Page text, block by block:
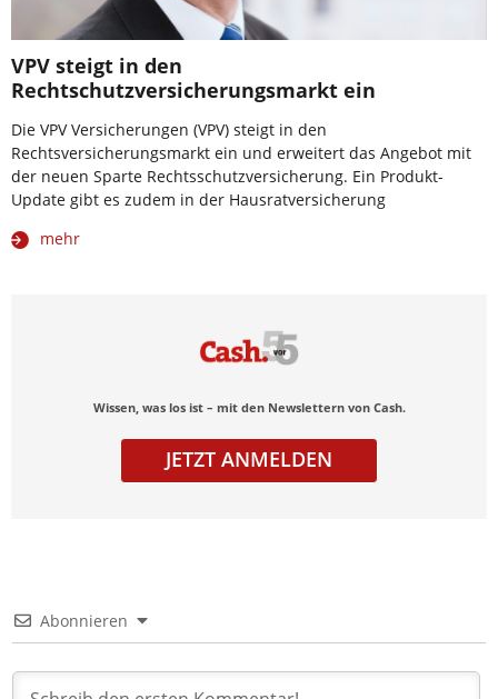
VPV steigt in den
Rechtschutzversicherungsmarkt ein
Die VPV Versicherungen (VPV) steigt in den
Rechtsversicherungsmarkt ein und erweitert das Angebot mit
der neuen Sparte Rechtsschutzversicherung. Ein Produkt-
Update gibt es zudem in der Hausratversicherung
mehr
Wissen, was los ist – mit den Newslettern von Cash.
JETZT ANMELDEN
Abonnieren